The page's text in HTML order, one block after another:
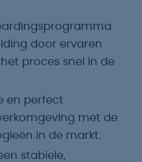
door ervaren
proces snel in de
en perfect
met de
in de markt.
stabiele,